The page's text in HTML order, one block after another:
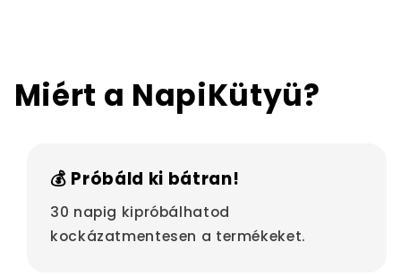
Miért a NapiKütyü?
💰 Próbáld ki bátran!
30 napig kipróbálhatod
kockázatmentesen a termékeket.